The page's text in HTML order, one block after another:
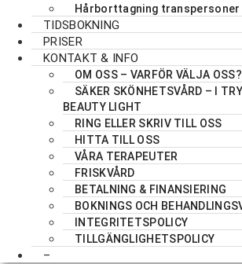
Hårborttagning transpersoner
TIDSBOKNING
PRISER
KONTAKT & INFO
OM OSS – VARFÖR VÄLJA OSS?
SÄKER SKÖNHETSVÅRD – I
BEAUTY LIGHT
RING ELLER SKRIV TILL OSS
HITTA TILL OSS
VÅRA TERAPEUTER
FRISKVÅRD
BETALNING & FINANSIERING
BOKNINGS OCH
INTEGRITETSPOLICY
TILLGÄNGLIGHETSPOLICY
–